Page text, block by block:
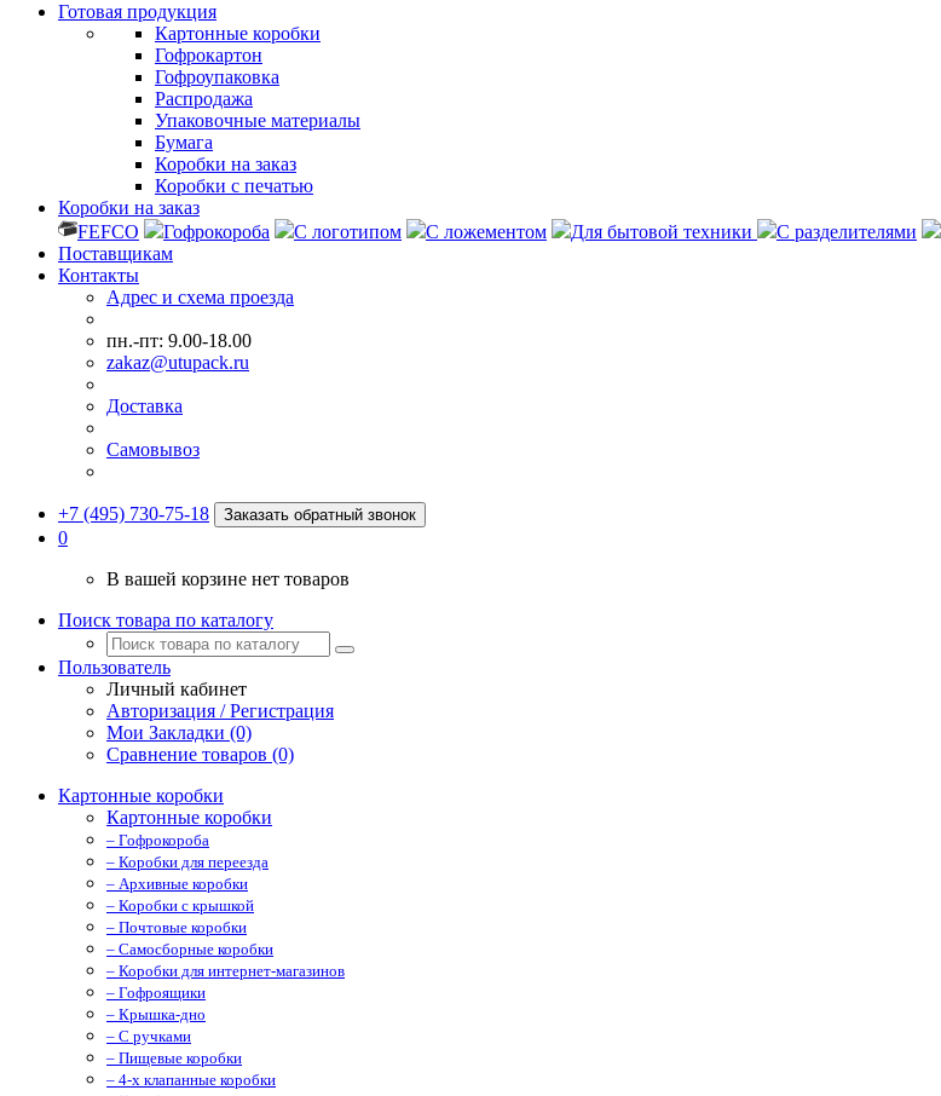
Готовая продукция
Картонные коробки
Гофрокартон
Гофроупаковка
Распродажа
Упаковочные материалы
Бумага
Коробки на заказ
Коробки с печатью
Коробки на заказ
FEFCO
Гофрокороба С логотипом С ложементом Для бытовой техники С разделителями
Поставщикам
Контакты
Адрес и схема проезда
пн.-пт: 9.00-18.00
zakaz@utupack.ru
Доставка
Самовывоз
+7 (495) 730-75-18 Заказать обратный звонок
0
В вашей корзине нет товаров
Поиск товара по каталогу
Пользователь
Личный кабинет
Авторизация / Регистрация
Мои Закладки (0)
Сравнение товаров (0)
Картонные коробки
Картонные коробки
– Гофрокороба
– Коробки для переезда
– Архивные коробки
– Коробки с крышкой
– Почтовые коробки
– Самосборные коробки
– Коробки для интернет-магазинов
– Гофроящики
– Крышка-дно
– С ручками
– Пищевые коробки
– 4-х клапанные коробки